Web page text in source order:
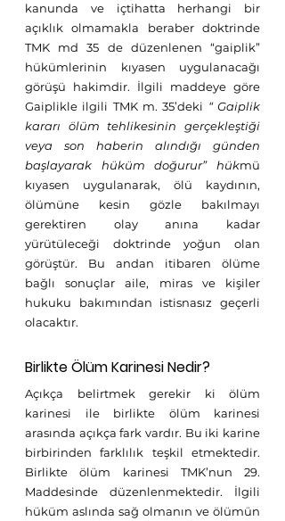
kanunda ve içtihatta herhangi bir
açıklık olmamakla beraber doktrinde
TMK md 35 de düzenlenen “gaiplik”
hükümlerinin kıyasen uygulanacağı
görüşü hakimdir. İlgili maddeye göre
Gaiplikle ilgili TMK m. 35’deki “ Gaiplik
kararı ölüm tehlikesinin gerçekleştiği
veya son haberin alındığı günden
başlayarak hüküm doğurur” hükmü
kıyasen uygulanarak, ölü kaydının,
ölümüne kesin gözle bakılmayı
gerektiren olay anına kadar
yürütüleceği doktrinde yoğun olan
görüştür. Bu andan itibaren ölüme
bağlı sonuçlar aile, miras ve kişiler
hukuku bakımından istisnasız geçerli
olacaktır.
Birlikte Ölüm Karinesi Nedir?
Açıkça belirtmek gerekir ki ölüm
karinesi ile birlikte ölüm karinesi
arasında açıkça fark vardır. Bu iki karine
birbirinden farklılık teşkil etmektedir.
Birlikte ölüm karinesi TMK’nun 29.
Maddesinde düzenlenmektedir. İlgili
hüküm aslında sağ olmanın ve ölümün